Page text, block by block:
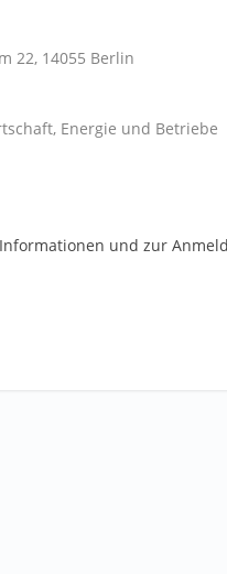
22, 14055 Berlin
Energie und Betriebe
und zur